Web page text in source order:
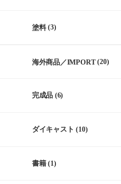
塗料(3)
海外商品／IMPORT(20)
完成品 (6)
ダイキャスト (10)
書籍(1)